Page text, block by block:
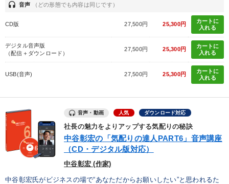
headset 音声 （どの形態でも内容は同じです）
CD版 27,500円 25,300円
カートに
入れる
デジタル音声版
（配信＋ダウンロード）
27,500円 25,300円
カートに
入れる
USB(音声) 27,500円 25,300円
カートに
入れる
音声・動画 人気 ダウンロード対応
社長の魅力をよりアップする気配りの秘訣
中谷彰宏の「気配りの達人PART6」音声講座
（CD・デジタル版対応）
中谷彰宏 (作家)
中谷彰宏氏がビジネスの場で“あなただからお願いしたい”と思われるた